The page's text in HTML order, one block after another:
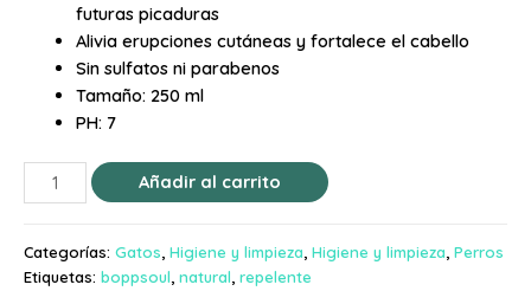
futuras picaduras
Alivia erupciones cutáneas y fortalece el cabello
Sin sulfatos ni parabenos
Tamaño: 250 ml
PH: 7
Añadir al carrito
Categorías: Gatos, Higiene y limpieza, Higiene y limpieza, Perros
Etiquetas: boppsoul, natural, repelente